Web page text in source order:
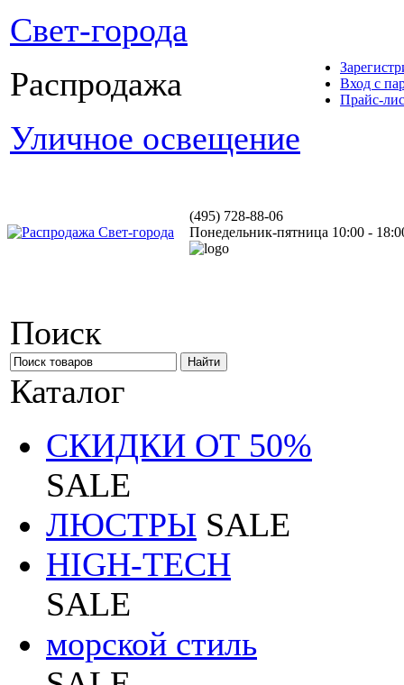
Свет-города
Распродажа
Уличное освещение
Вход с
Прайс-
(495) 728-88-06
Понедельник-пятница 10:00 -
Поиск
Каталог
СКИДКИ ОТ 50%
SALE
ЛЮСТРЫ SALE
HIGH-TECH
SALE
морской стиль